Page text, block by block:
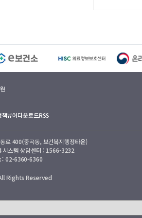
책뷰어다운로드RSS
로 400(중곡동, 보건복지행정타운)
스템 상담센터 : 1566-3232
: 02-6360-6360
Rights Reserved